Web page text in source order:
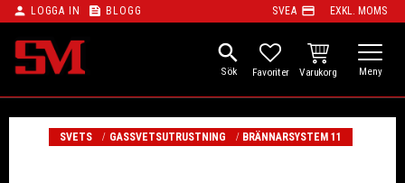
Meny
person LOGGA IN feed BLOGG SVEA payment EXKL. MOMS
search
FAVORITER
KUNDVAGN
SVETS GASSVETSUTRUSTNING BRÄNNARSYSTEM 11